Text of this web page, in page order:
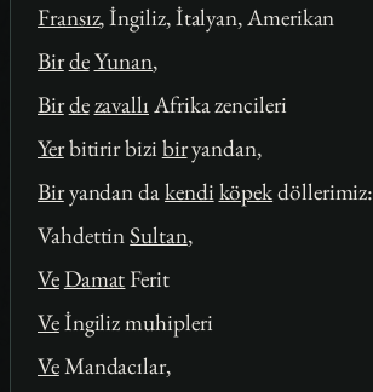
Fransız, İngiliz, İtalyan, Amerikan
BirdeYunan,
Birdezavallı Afrika zencileri
Yerbitirir bizi biryandan,
Biryandan dakendi köpekdöllerimiz:
VahdettinSultan,
VeDamatFerit
Veİngiliz muhipleri
VeMandacılar,